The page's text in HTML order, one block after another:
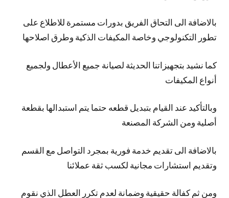
بالاضافة الى التحاق الفريق بدورات مستمرة للاطلاع على
تطور التكنولوجي وخاصة المكيفات الذكية وطرق اصلاحها
كما نشيد بتجهيزاتنا الحديثة لصيانة جميع الأعطال ولجميع
أنواع المكيفات
وبالتأكيد عند القيام بتبديل قطعه حتما يتم استبدالها بقطعة
أصلية ومن الشركة المصنعة
بالاضافة الى تقديم خدمة فورية بمجرد التواصل مع القسم
وتقديم استشارات مجانية لكسب ثقة عملائنا
ومن ثم كفالة حقيقية وضمانة لعدم تكرر العطل الذي نقوم